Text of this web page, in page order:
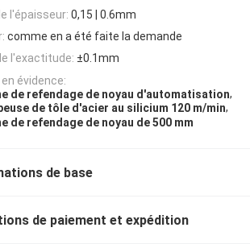
l'épaisseur: 0,15 | 0.6mm
comme en a été faite la demande
l'exactitude: ±0.1mm
évidence:
de refendage de noyau d'automatisation,
de tôle d'acier au silicium 120 m/min,
de refendage de noyau de 500 mm
de base
de paiement et expédition